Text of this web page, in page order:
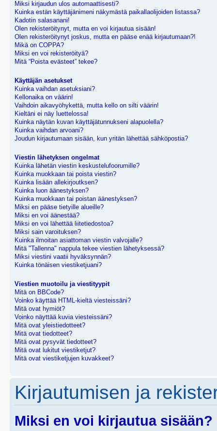
Miksi kirjaudun ulos automaattisesti?
Kuinka estän käyttäjänimeni näkymästä paikallaolijoiden listassa?
Kadotin salasanani!
Olen rekisteröitynyt, mutta en voi kirjautua sisään!
Olen rekisteröitynyt joskus, mutta en pääse enää kirjautumaan?!
Mikä on COPPA?
Miksi en voi rekisteröityä?
Mitä “Poista evästeet” tekee?
Käyttäjän asetukset
Kuinka vaihdan asetuksiani?
Kellonaika on väärin!
Vaihdoin aikavyöhykettä, mutta kello on silti väärin!
Kieltäni ei näy luettelossa!
Kuinka näytän kuvan käyttäjätunnukseni alapuolella?
Kuinka vaihdan arvoani?
Joudun kirjautumaan sisään, kun yritän lähettää sähköpostia?
Viestin lähetyksen ongelmat
Kuinka lähetän viestin keskustelufoorumille?
Kuinka muokkaan tai poista viestin?
Kuinka lisään allekirjoutksen?
Kuinka luon äänestyksen?
Kuinka muokkaan tai poistan äänestyksen?
Miksi en pääse tietyille alueille?
Miksi en voi äänestää?
Miksi en voi lähettää liitetiedostoa?
Miksi sain varoituksen?
Kuinka ilmoitan asiattoman viestin valvojalle?
Mitä "Tallenna" nappula tekee viestien lähetyksessä?
Miksi viestini vaatii hyväksynnän?
Kuinka tönäisen viestiketjuani?
Viestien muotoilu ja viestityypit
Mitä on BBCode?
Voinko käyttää HTML-kieltä viesteissäni?
Mitä ovat hymiöt?
Voinko näyttää kuvia viesteissäni?
Mitä ovat yleistiedotteet?
Mitä ovat tiedotteet?
Mitä ovat pysyvät tiedotteet?
Mitä ovat lukitut viestiketjut?
Mitä ovat viestiketjujen kuvakkeet?
Kirjautumisen ja
Miksi en voi kirjautua sisään?